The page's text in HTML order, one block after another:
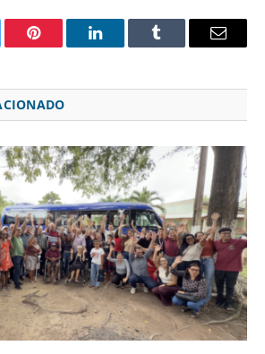
Pinterest LinkedInTumblr Email